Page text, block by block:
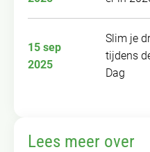
15 sep
2025
Slim je
tijdens
Dag
Lees meer over